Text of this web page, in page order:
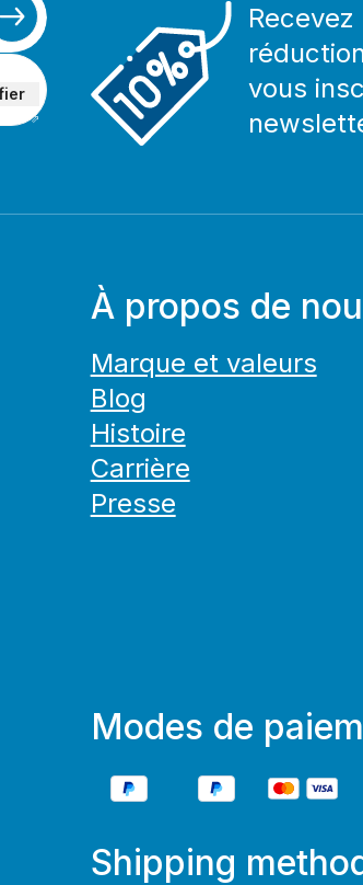
⇗
vous
À propos de
Marque et valeurs
Blog
Histoire
Carrière
Presse
Modes de
Shipping